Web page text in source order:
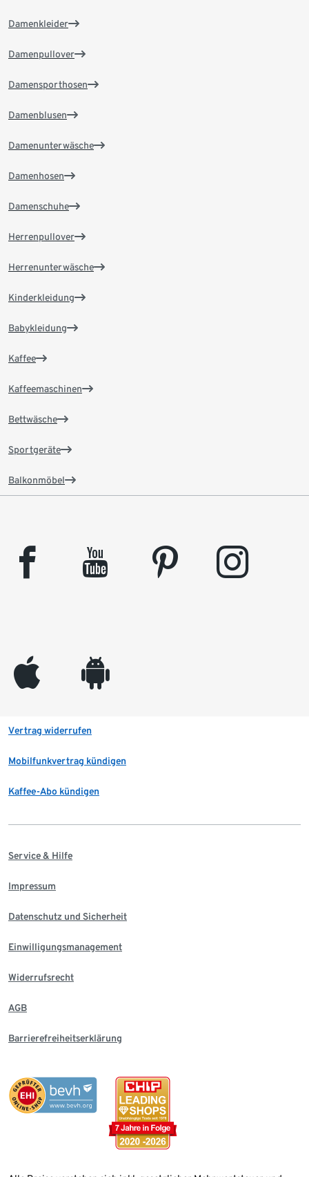
Damenkleider
Damenpullover
Damensporthosen
Damenblusen
Damenunterwäsche
Damenhosen
Damenschuhe
Herrenpullover
Herrenunterwäsche
Kinderkleidung
Babykleidung
Kaffee
Kaffeemaschinen
Bettwäsche
Sportgeräte
Balkonmöbel
facebook youtube pinterest instagram
appleinc android
Vertrag widerrufen
Mobilfunkvertrag kündigen
Kaffee-Abo kündigen
Service & Hilfe
Impressum
Datenschutz und Sicherheit
Einwilligungsmanagement
Widerrufsrecht
AGB
Barrierefreiheitserklärung